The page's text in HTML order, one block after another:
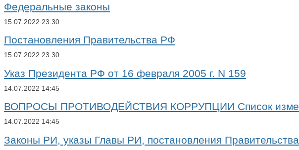
Федеральные законы
15.07.2022 23:30
Постановления Правительства РФ
15.07.2022 23:30
Указ Президента РФ от 16 февраля 2005 г. N 159
14.07.2022 14:45
ВОПРОСЫ ПРОТИВОДЕЙСТВИЯ КОРРУПЦИИ Список
14.07.2022 14:45
Законы РИ, указы Главы РИ, постановления